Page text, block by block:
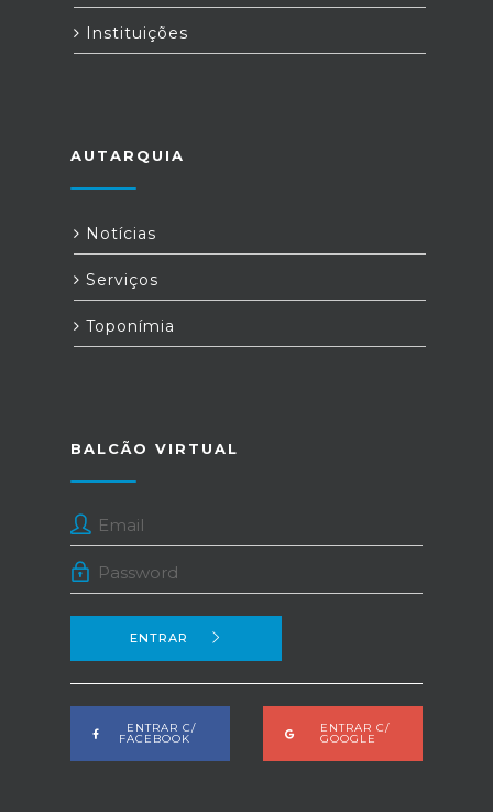
Instituições
AUTARQUIA
Notícias
Serviços
Toponímia
BALCÃO VIRTUAL
ENTRAR
ENTRAR C/
FACEBOOK
ENTRAR C/
GOOGLE